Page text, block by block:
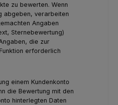
zu bewerten. Wenn
abgeben, verarbeiten
Angaben
Sternebewertung)
die zur
erforderlich
einem Kundenkonto
die Bewertung mit den
hinterlegten Daten